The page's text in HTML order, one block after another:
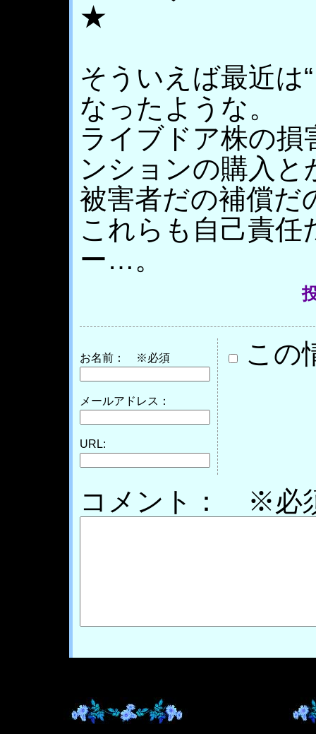
★
そういえば最近は
なったような。
ライブドア株の損
ンションの購入と
被害者だの補償だ
これらも自己責
ー…。
お名前： ※必須
メールアドレス：
URL:
この
コメント： ※必